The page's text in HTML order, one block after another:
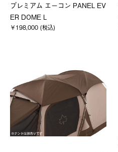
プレミアム エーコン PANEL EV
ER DOME L
￥198,000 (税込)